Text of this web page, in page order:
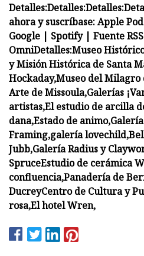
Detalles:Detalles:Detalles:
ahora y suscríbase: Apple
Google | Spotify | Fuente
OmniDetalles:Museo
y Misión Histórica de Santa
Hockaday,Museo del Milagro
Arte de Missoula,Galerías
artistas,El estudio de arcilla
dana,Estado de animo,
Framing,galería lovechild,
Jubb,Galería Radius y
SpruceEstudio de cerámica
confluencia,Panadería de
DucreyCentro de Cultura y
rosa,El hotel Wren,